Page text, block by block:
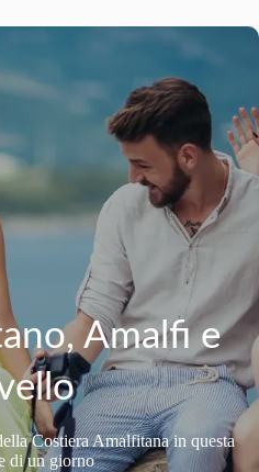
Amalfi e
Costiera Amalfitana in questa
di un giorno